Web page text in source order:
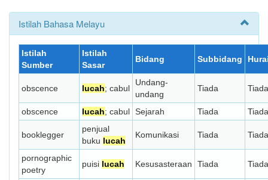
Istilah Bahasa Melayu
Istilah
Sumber
Istilah
Sasar
Bidang Subbidang
obscence lucah; cabul
Undang-
undang
Tiada Tiada
obscence lucah; cabul Sejarah Tiada Tiada
booklegger
penjual
buku lucah
Komunikasi Tiada Tiada
pornographic
poetry
puisi lucah Kesusasteraan Tiada Tiada